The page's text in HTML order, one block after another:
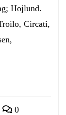
Hojlund.
Circati,
0